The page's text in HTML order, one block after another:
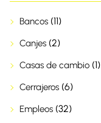
Bancos (11)
Canjes (2)
Casas de cambio (1)
Cerrajeros (6)
Empleos (32)